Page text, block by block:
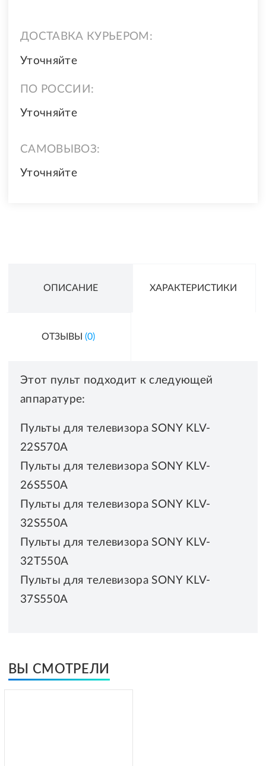
ДОСТАВКА КУРЬЕРОМ:
Уточняйте
ПО РОССИИ:
Уточняйте
САМОВЫВОЗ:
Уточняйте
ОПИСАНИЕ ХАРАКТЕРИСТИКИ
ОТЗЫВЫ (0)
Этот пульт подходит к следующей
аппаратуре:
Пульты для телевизора SONY KLV-
22S570A
Пульты для телевизора SONY KLV-
26S550A
Пульты для телевизора SONY KLV-
32S550A
Пульты для телевизора SONY KLV-
32T550A
Пульты для телевизора SONY KLV-
37S550A
ВЫ СМОТРЕЛИ